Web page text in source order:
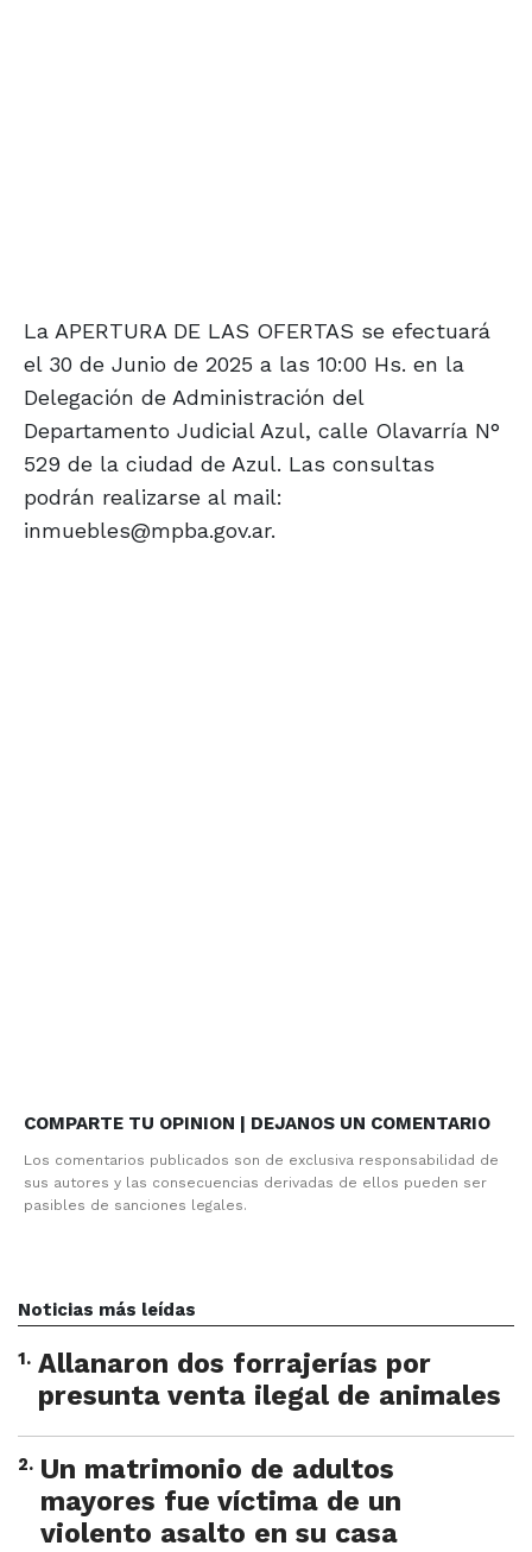
La APERTURA DE LAS OFERTAS se efectuará
el 30 de Junio de 2025 a las 10:00 Hs. en la
Delegación de Administración del
Departamento Judicial Azul, calle Olavarría N°
529 de la ciudad de Azul. Las consultas
podrán realizarse al mail:
inmuebles@mpba.gov.ar.
COMPARTE TU OPINION | DEJANOS UN COMENTARIO
Los comentarios publicados son de exclusiva responsabilidad de
sus autores y las consecuencias derivadas de ellos pueden ser
pasibles de sanciones legales.
Noticias más leídas
1. Allanaron dos forrajerías por
presunta venta ilegal de animales
2. Un matrimonio de adultos
mayores fue víctima de un
violento asalto en su casa